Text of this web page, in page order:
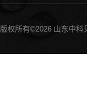
版权所有©2026 山东中